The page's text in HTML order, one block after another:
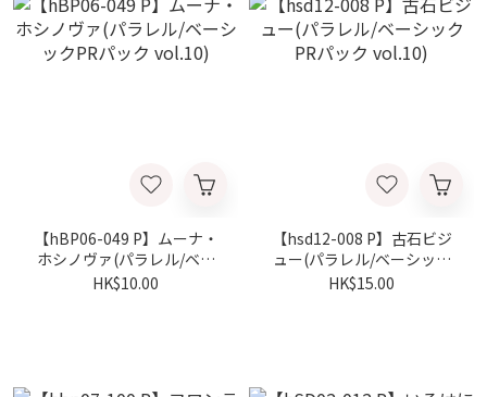
【hBP06-049 P】ムーナ・
ホシノヴァ(パラレル/ベー
シックPRパック vol.10)
HK$10.00
【hsd12-008 P】古石ビジ
ュー(パラレル/ベーシック
PRパック vol.10)
HK$15.00